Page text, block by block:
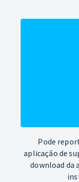
Pode
aplicação de
download da